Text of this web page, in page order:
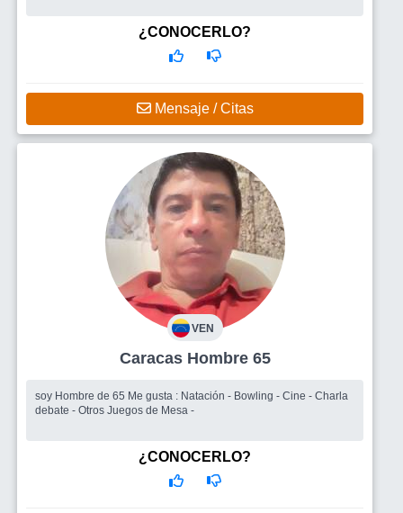
¿CONOCERLO?
Mensaje / Citas
VEN
Caracas Hombre 65
soy Hombre de 65 Me gusta : Natación - Bowling - Cine - Charla
debate - Otros Juegos de Mesa -
¿CONOCERLO?